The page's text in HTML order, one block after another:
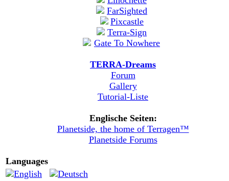
TERRA-Dreams
Forum
Gallery
Tutorial-Liste
Englische Seiten:
Planetside, the home of Terragen™
Planetside Forums
Languages